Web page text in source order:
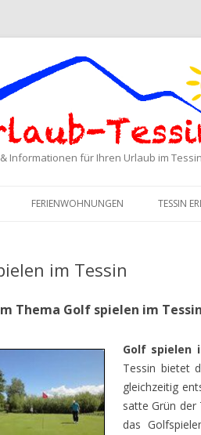
Informationen für Ihren Urlaub im
FERIENWOHNUNGEN TESSIN
im Tessin
Thema Golf spielen im Tessin
Golf spielen
Tessin bietet
gleichzeitig
satte Grün der
das